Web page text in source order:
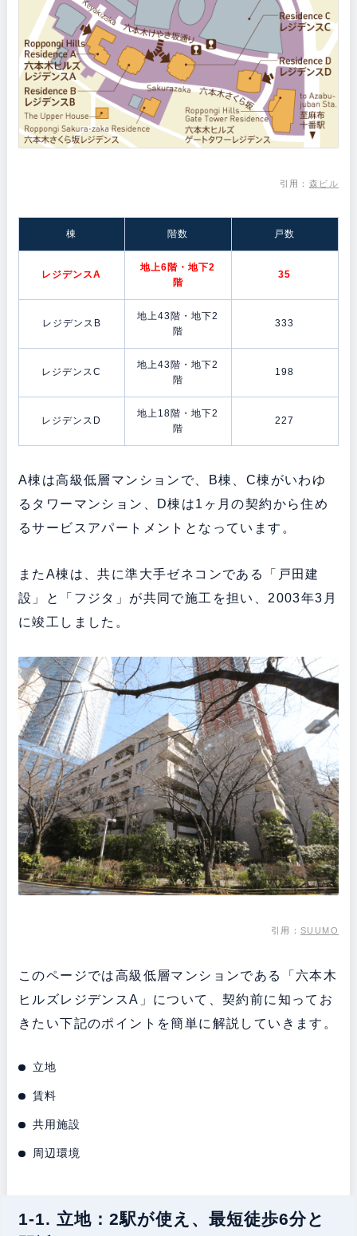
引用： 森ビル
棟 階数 戸数
レジデンスA
地上6階・地下2
階
35
レジデンスB
地上43階・地下2
階
333
レジデンスC
地上43階・地下2
階
198
レジデンスD
地上18階・地下2
階
227
A棟は高級低層マンションで、B棟、C棟がいわゆ
るタワーマンション、D棟は1ヶ月の契約から住め
るサービスアパートメントとなっています。
またA棟は、共に準大手ゼネコンである「戸田建
設」と「フジタ」が共同で施工を担い、2003年3月
に竣工しました。
引用：SUUMO
このページでは高級低層マンションである「六本木
ヒルズレジデンスA」について、契約前に知ってお
きたい下記のポイントを簡単に解説していきます。
立地
賃料
共用施設
周辺環境
1-1. 立地：2駅が使え、最短徒歩6分と